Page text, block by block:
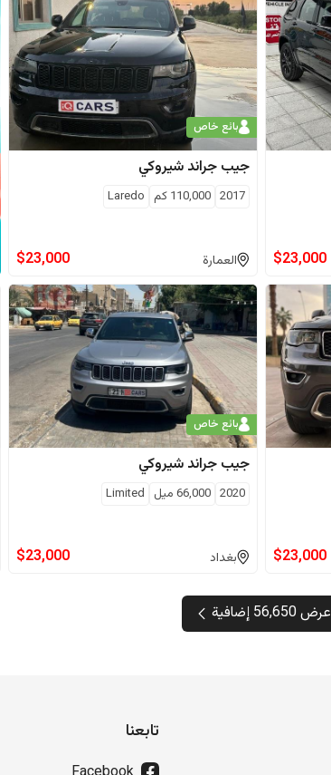
$23,000
بائع خاص
جيب جراند شيروكي
2017
110,000 كم Laredo
العمارة $23,000
$23,000
بائع خاص
جيب جراند شيروكي
2020
66,000 ميل Limited
بغداد $23,000
عرض 56,650 إضافية
تابعنا